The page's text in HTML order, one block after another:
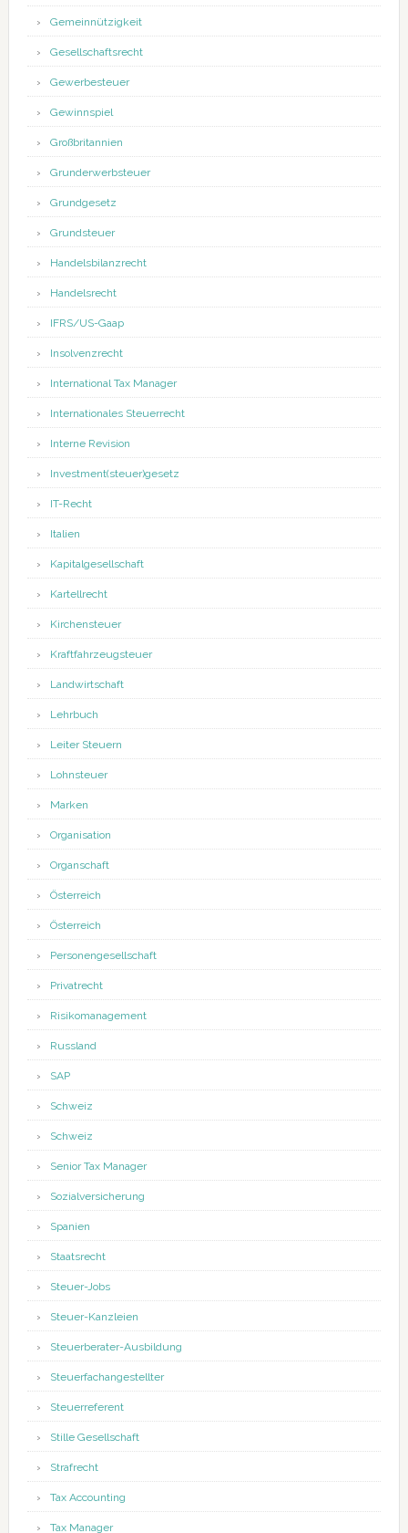
Gemeinnützigkeit
Gesellschaftsrecht
Gewerbesteuer
Gewinnspiel
Großbritannien
Grunderwerbsteuer
Grundgesetz
Grundsteuer
Handelsbilanzrecht
Handelsrecht
IFRS/US-Gaap
Insolvenzrecht
International Tax Manager
Internationales Steuerrecht
Interne Revision
Investment(steuer)gesetz
IT-Recht
Italien
Kapitalgesellschaft
Kartellrecht
Kirchensteuer
Kraftfahrzeugsteuer
Landwirtschaft
Lehrbuch
Leiter Steuern
Lohnsteuer
Marken
Organisation
Organschaft
Österreich
Österreich
Personengesellschaft
Privatrecht
Risikomanagement
Russland
SAP
Schweiz
Schweiz
Senior Tax Manager
Sozialversicherung
Spanien
Staatsrecht
Steuer-Jobs
Steuer-Kanzleien
Steuerberater-Ausbildung
Steuerfachangestellter
Steuerreferent
Stille Gesellschaft
Strafrecht
Tax Accounting
Tax Manager